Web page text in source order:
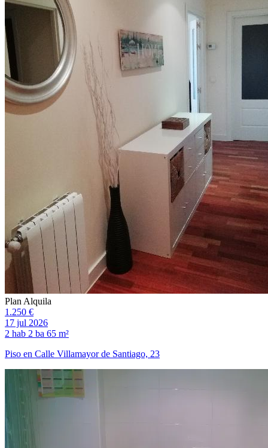
Plan Alquila
1.250 €
17 jul 2026
2 hab 2 ba 65 m²
Piso en Calle Villamayor de Santiago, 23